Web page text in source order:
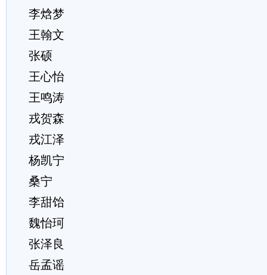
李焓梦
王翰文
张硕
王心怡
王鸣涛
戎贺森
戎江泽
杨凯宁
桑宁
李甜饴
魏怡珂
张泽良
岳孟谣